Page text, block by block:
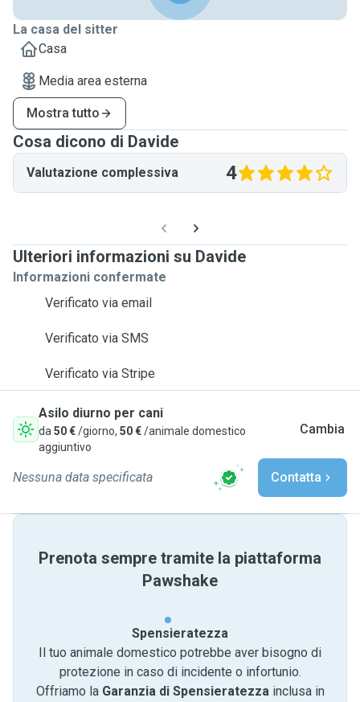
La casa del sitter
Casa
Media area esterna
Mostra tutto
Cosa dicono di Davide
Valutazione complessiva 4
Ulteriori informazioni su Davide
Informazioni confermate
Verificato via email
Verificato via SMS
Verificato via Stripe
Asilo diurno per cani
da 50 €/giorno, 50 €/animale domestico
aggiuntivo
Cambia
Nessuna data specificata Contatta
Prenota sempre tramite la piattaforma
Pawshake
Spensieratezza
Il tuo animale domestico potrebbe aver bisogno di
protezione in caso di incidente o infortunio.
Offriamo la Garanzia di Spensieratezzainclusa in